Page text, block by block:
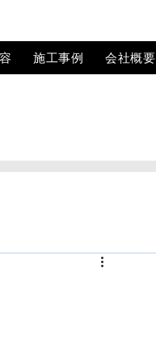
施工事例 会社概要